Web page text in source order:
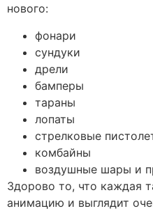
нового:
фонари
сундуки
дрели
бамперы
тараны
лопаты
стрелковые
комбайны
воздушные шары и
Здорово то, что каждая
анимацию и выглядит